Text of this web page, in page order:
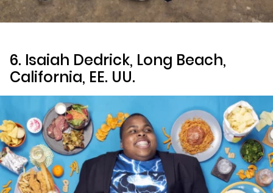
6. Isaiah Dedrick, Long Beach,
California, EE. UU.